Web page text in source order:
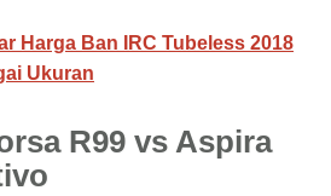
Harga Ban IRC Tubeless 2018
Ukuran
R99 vs Aspira